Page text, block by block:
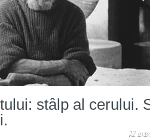
stâlp al cerului.
27